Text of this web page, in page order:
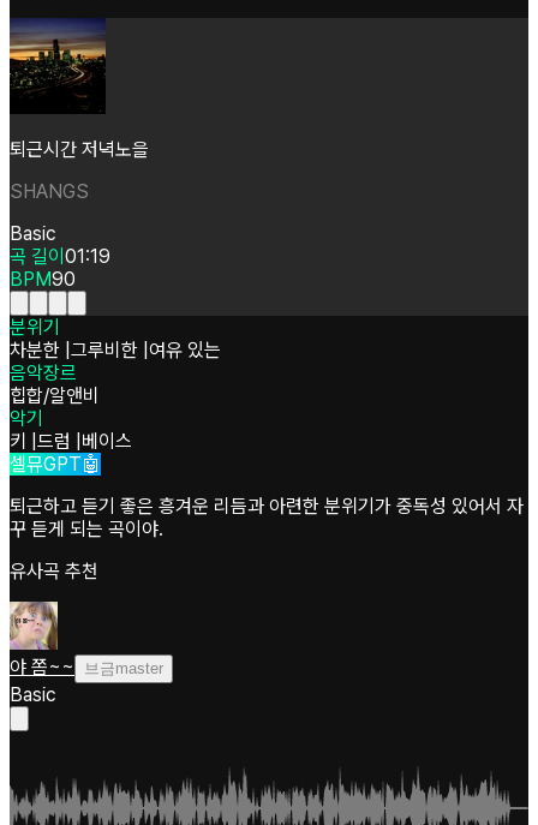
퇴근시간 저녁노을
SHANGS
Basic
곡 길이 01:19
BPM90
분위기
차분한 그루비한 여유 있는
음악장르
힙합/알앤비
악기
키 드럼
베이스
셀뮤GPT🤖
퇴근하고 듣기 좋은 흥겨운 리듬과 아련한 분위기가 중독성 있어서 자
꾸 듣게 되는 곡이야.
유사곡 추천
야 쫌~~ 브금master
Basic